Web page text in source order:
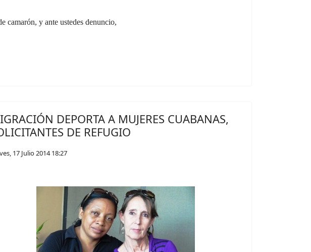
camarón, y ante ustedes denuncio,
DEPORTA A MUJERES CUABANAS,
DE REFUGIO
17 Julio 2014 18:27